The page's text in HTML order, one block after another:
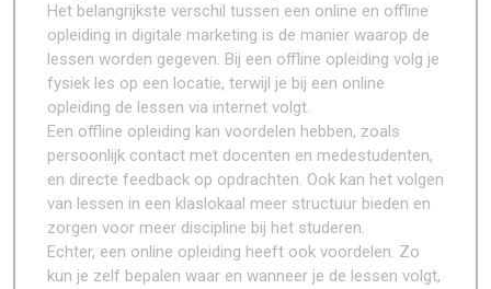
Het belangrijkste verschil tussen een online en offline
opleiding in digitale marketing is de manier waarop de
lessen worden gegeven. Bij een offline opleiding volg je
fysiek les op een locatie, terwijl je bij een online
opleiding de lessen via internet volgt.
Een offline opleiding kan voordelen hebben, zoals
persoonlijk contact met docenten en medestudenten,
en directe feedback op opdrachten. Ook kan het volgen
van lessen in een klaslokaal meer structuur bieden en
zorgen voor meer discipline bij het studeren.
Echter, een online opleiding heeft ook voordelen. Zo
kun je zelf bepalen waar en wanneer je de lessen volgt,